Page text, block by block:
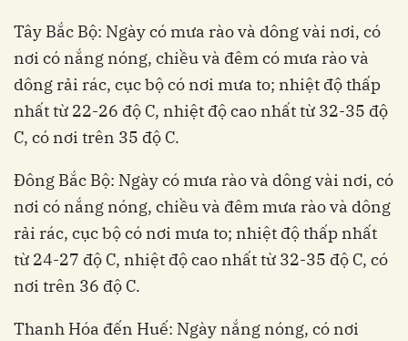
Tây Bắc Bộ: Ngày có mưa rào và dông vài nơi, có
nơi có nắng nóng, chiều và đêm có mưa rào và
dông rải rác, cục bộ có nơi mưa to; nhiệt độ thấp
nhất từ 22-26 độ C, nhiệt độ cao nhất từ 32-35 độ
C, có nơi trên 35 độ C.
Đông Bắc Bộ: Ngày có mưa rào và dông vài nơi, có
nơi có nắng nóng, chiều và đêm mưa rào và dông
rải rác, cục bộ có nơi mưa to; nhiệt độ thấp nhất
từ 24-27 độ C, nhiệt độ cao nhất từ 32-35 độ C, có
nơi trên 36 độ C.
Thanh Hóa đến Huế: Ngày nắng nóng, có nơi